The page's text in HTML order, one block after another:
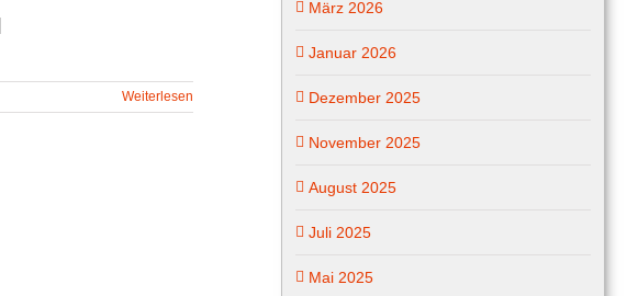
Weiterlesen
März 2026
Januar 2026
Dezember 2025
November 2025
August 2025
Juli 2025
Mai 2025